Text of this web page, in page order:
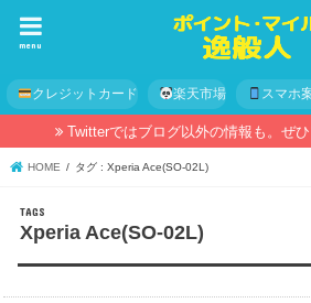
menu
クレジットカード 楽天市場 スマホ
Twitterではブログ以外の情報も。ぜ
HOME タグ : Xperia Ace(SO-02L)
Xperia Ace(SO-02L)